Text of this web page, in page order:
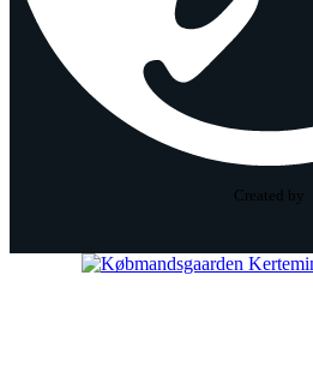
Created by